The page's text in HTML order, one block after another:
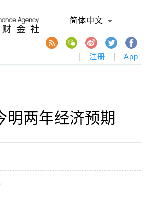
简体中文
注册 App
明两年经济预期